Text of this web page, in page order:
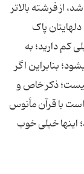
از فرشته بالاتر
پاک
کم دارید؛ به
بنابراین اگر
ذکر خاص و
با قرآن مأنوس
اینها خیلی خوب